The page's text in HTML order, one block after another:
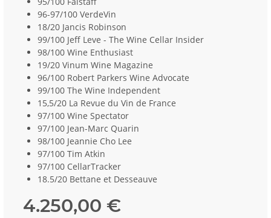
96-97/100 VerdeVin
18/20 Jancis Robinson
99/100 Jeff Leve - The Wine Cellar Insider
98/100 Wine Enthusiast
19/20 Vinum Wine Magazine
96/100 Robert Parkers Wine Advocate
99/100 The Wine Independent
15,5/20 La Revue du Vin de France
97/100 Wine Spectator
97/100 Jean-Marc Quarin
98/100 Jeannie Cho Lee
97/100 Tim Atkin
97/100 CellarTracker
18.5/20 Bettane et Desseauve
4.250,00 €